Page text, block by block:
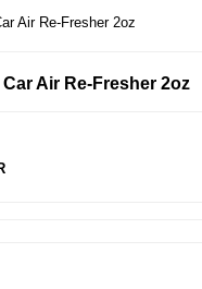
Air Re-Fresher 2oz